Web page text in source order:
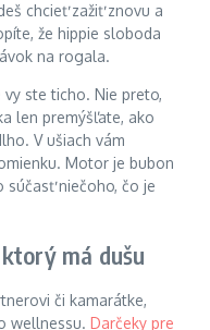
chcieť zažiť znovu a
že hippie sloboda
na rogala.
ste ticho. Nie preto,
len premýšľate, ako
V ušiach vám
Motor je bubon
súčasť niečoho, čo je
má dušu
či kamarátke,
wellnessu. Darčeky pre